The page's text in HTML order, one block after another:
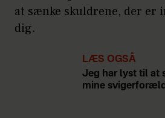
at sænke skuldrene, der er
dig.
LÆS OGSÅ
Jeg har lyst til at
mine